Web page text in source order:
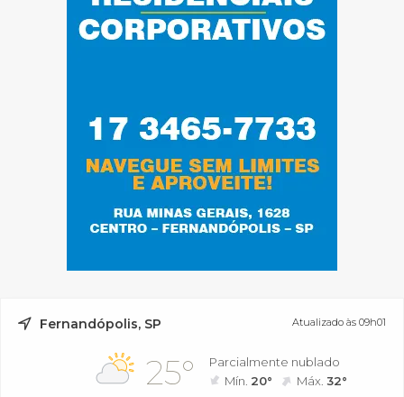
Fernandópolis, SP Atualizado às 09h01
25°
Parcialmente nublado
Mín. 20° Máx.32°